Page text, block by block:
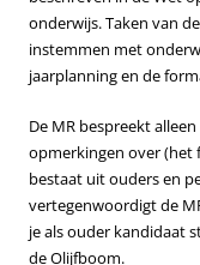
onderwijs. Taken van
instemmen met
jaarplanning en de
De MR bespreekt
opmerkingen over (het
bestaat uit ouders en
vertegenwoordigt de
je als ouder kandidaat
de Olijfboom.